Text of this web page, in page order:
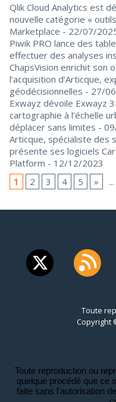
Qlik Cloud Analytics est
nouvelle catégorie «
Marketplace - 22/07/
Piwik PRO lance des
effectuer des analyses
ChapsVision enrichit son
l’acquisition d’Articque,
géodécisionnelles - 27/
Exwayz dévoile Exwayz
cartographie à l’échelle
déplacer sans limites -
Articque, spécialiste des
présente ses logiciels
Platform - 12/12/2023
1
2 3 4 5 » ...
Toute
Copyright
Toute reproduction ou
quelque procédé que ce
faite sans l'autorisation